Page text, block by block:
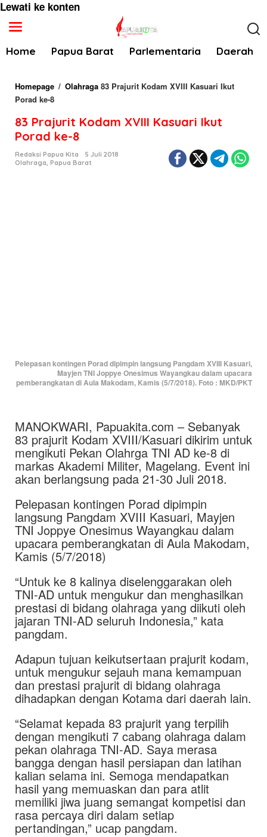
Lewati ke konten
Home Papua Barat Parlementaria Daerah
Homepage / Olahraga 83 Prajurit Kodam XVIII Kasuari Ikut
Porad ke-8
83 Prajurit Kodam XVIII Kasuari Ikut
Porad ke-8
Redaksi Papua Kita
5 Juli 2018
Olahraga, Papua Barat
Pelepasan kontingen Porad dipimpin langsung Pangdam XVIII Kasuari,
Mayjen TNI Joppye Onesimus Wayangkau dalam upacara
pemberangkatan di Aula Makodam, Kamis (5/7/2018). Foto : MKD/PKT
MANOKWARI, Papuakita.com – Sebanyak
83 prajurit Kodam XVIII/Kasuari dikirim untuk
mengikuti Pekan Olahrga TNI AD ke-8 di
markas Akademi Militer, Magelang. Event ini
akan berlangsung pada 21-30 Juli 2018.
Pelepasan kontingen Porad dipimpin
langsung Pangdam XVIII Kasuari, Mayjen
TNI Joppye Onesimus Wayangkau dalam
upacara pemberangkatan di Aula Makodam,
Kamis (5/7/2018)
“Untuk ke 8 kalinya diselenggarakan oleh
TNI-AD untuk mengukur dan menghasilkan
prestasi di bidang olahraga yang diikuti oleh
jajaran TNI-AD seluruh Indonesia,” kata
pangdam.
Adapun tujuan keikutsertaan prajurit kodam,
untuk mengukur sejauh mana kemampuan
dan prestasi prajurit di bidang olahraga
dihadapkan dengan Kotama dari daerah lain.
“Selamat kepada 83 prajurit yang terpilih
dengan mengikuti 7 cabang olahraga dalam
pekan olahraga TNI-AD. Saya merasa
bangga dengan hasil persiapan dan latihan
kalian selama ini. Semoga mendapatkan
hasil yang memuaskan dan para atlit
memiliki jiwa juang semangat kompetisi dan
rasa percaya diri dalam setiap
pertandingan,” ucap pangdam.